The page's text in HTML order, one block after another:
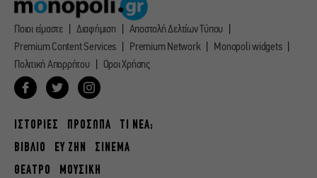
Ποιοι είμαστε Διαφήμιση
Αποστολή Δελτίων Τύπου
Premium Content Services
Premium Network
Monopoli widgets
Πολιτική Απορρήτου
Οροι Χρήσης
ΙΣΤΟΡΙΕΣ ΠΡΟΣΩΠΑ
ΤΙ ΝΕΑ;
ΒΙΒΛΙΟ
ΕΥ ΖΗΝ
ΣΙΝΕΜΑ
ΘΕΑΤΡΟ
ΜΟΥΣΙΚΗ